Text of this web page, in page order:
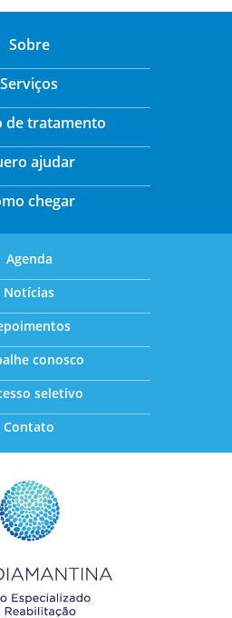
Sobre
Serviços
de tratamento
ajudar
chegar
Agenda
Notícias
conosco
seletivo
Contato